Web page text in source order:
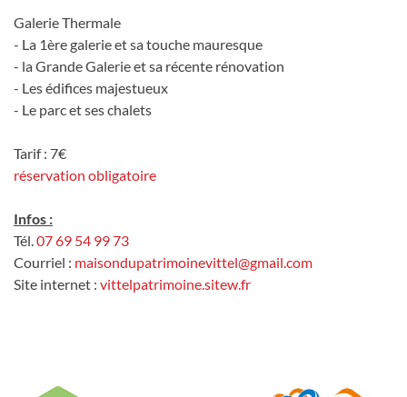
Galerie Thermale
- La 1ère galerie et sa touche mauresque
- la Grande Galerie et sa récente rénovation
- Les édifices majestueux
- Le parc et ses chalets
Tarif : 7€
réservation obligatoire
Infos :
Tél. 07 69 54 99 73
Courriel : maisondupatrimoinevittel@gmail.com
Site internet : vittelpatrimoine.sitew.fr